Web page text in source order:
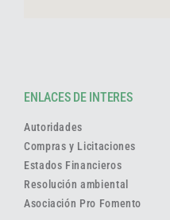
ENLACES DE INTERES
Autoridades
Compras y Licitaciones
Estados Financieros
Resolución ambiental
Asociación Pro Fomento